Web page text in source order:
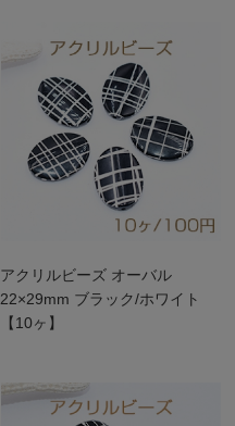
アクリルビーズ オーバル
22×29mm ブラック/ホワイト
【10ヶ】